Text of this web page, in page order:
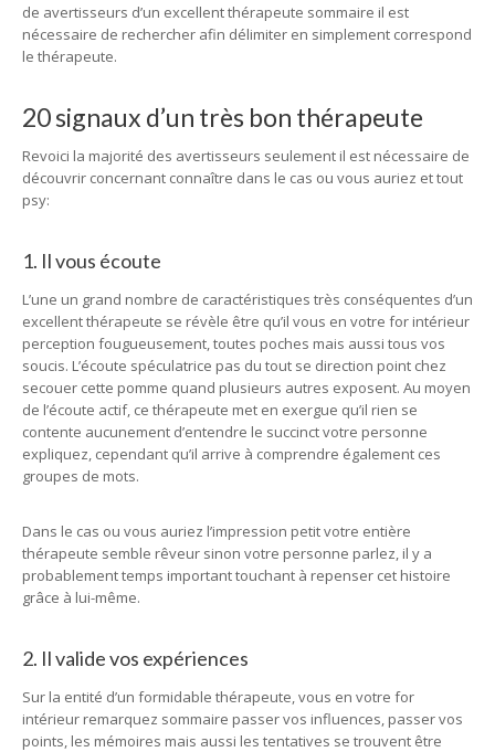
de avertisseurs d’un excellent thérapeute sommaire il est
nécessaire de rechercher afin délimiter en simplement correspond
le thérapeute.
20 signaux d’un très bon thérapeute
Revoici la majorité des avertisseurs seulement il est nécessaire de
découvrir concernant connaître dans le cas ou vous auriez et tout
psy:
1. Il vous écoute
L’une un grand nombre de caractéristiques très conséquentes d’un
excellent thérapeute se révèle être qu’il vous en votre for intérieur
perception fougueusement, toutes poches mais aussi tous vos
soucis. L’écoute spéculatrice pas du tout se direction point chez
secouer cette pomme quand plusieurs autres exposent. Au moyen
de l’écoute actif, ce thérapeute met en exergue qu’il rien se
contente aucunement d’entendre le succinct votre personne
expliquez, cependant qu’il arrive à comprendre également ces
groupes de mots.
Dans le cas ou vous auriez l’impression petit votre entière
thérapeute semble rêveur sinon votre personne parlez, il y a
probablement temps important touchant à repenser cet histoire
grâce à lui-même.
2. Il valide vos expériences
Sur la entité d’un formidable thérapeute, vous en votre for
intérieur remarquez sommaire passer vos influences, passer vos
points, les mémoires mais aussi les tentatives se trouvent être